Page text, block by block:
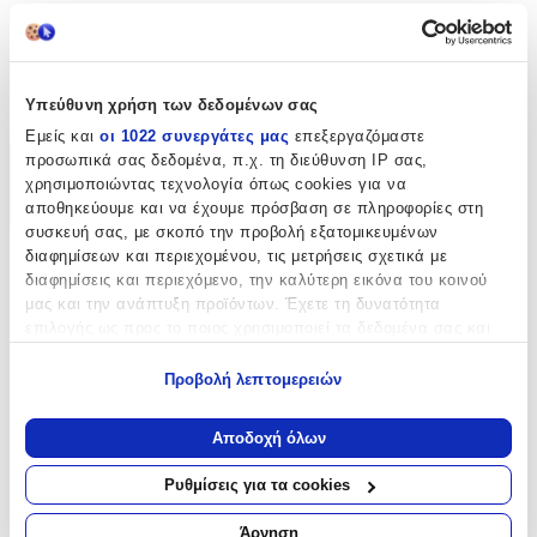
Υπεύθυνη χρήση των δεδομένων σας
Εμείς και οι 1022 συνεργάτες μας επεξεργαζόμαστε
προσωπικά σας δεδομένα, π.χ. τη διεύθυνση IP σας,
χρησιμοποιώντας τεχνολογία όπως cookies για να
αποθηκεύουμε και να έχουμε πρόσβαση σε πληροφορίες στη
συσκευή σας, με σκοπό την προβολή εξατομικευμένων
διαφημίσεων και περιεχομένου, τις μετρήσεις σχετικά με
διαφημίσεις και περιεχόμενο, την καλύτερη εικόνα του κοινού
μας και την ανάπτυξη προϊόντων. Έχετε τη δυνατότητα
Να συλλέξουμε πληροφορίες σχετικά με τη γεωγραφική
σας τοποθεσία, οι οποίες μπορεί να είναι ακριβείς σε
απόσταση μερικών μέτρων
Να αναγνωρίσουμε τη συσκευή σας σαρώνοντας ενεργά
για συγκεκριμένα χαρακτηριστικά (δακτυλικό αποτύπωμα)
Προβολή λεπτομερειών
Αποδοχή όλων
Ρυθμίσεις για τα cookies
Άρνηση
Όχι
Χαρακτηριστικά
+
Χαρακτηριστικά
Κατασκευαστής
Επιχρυσωμένα